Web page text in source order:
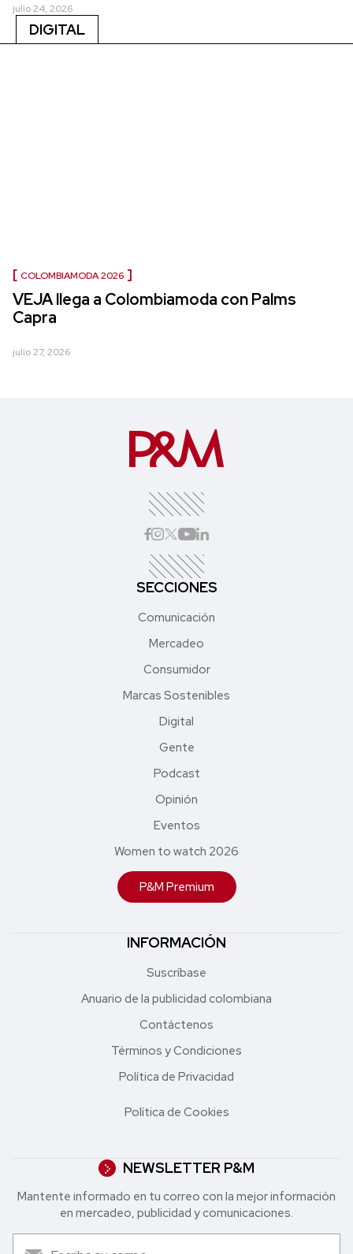
julio 24, 2026
DIGITAL
COLOMBIAMODA 2026
VEJA llega a Colombiamoda con Palms
Capra
julio 27, 2026
SECCIONES
Comunicación
Mercadeo
Consumidor
Marcas Sostenibles
Digital
Gente
Podcast
Opinión
Eventos
Women to watch 2026
P&M Premium
INFORMACIÓN
Suscríbase
Anuario de la publicidad colombiana
Contáctenos
Términos y Condiciones
Política de Privacidad
Política de Cookies
NEWSLETTER P&M
Mantente informado en tu correo con la mejor in formación
en mercadeo, publicidad y comunicaciones.